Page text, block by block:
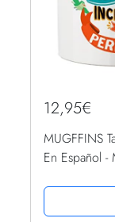
12,95€
MUGFFINS
En Español -
original y